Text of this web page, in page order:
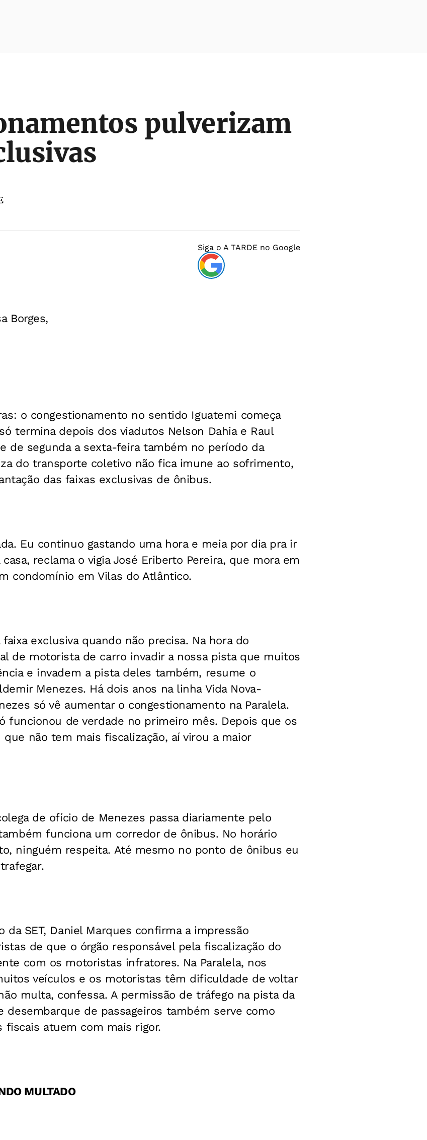
pulverizam
Siga o A TARDE no Google
Borges,
o congestionamento no sentido Iguatemi começa
termina depois dos viadutos Nelson Dahia e Raul
de segunda a sexta-feira também no período da
do transporte coletivo não fica imune ao sofrimento,
das faixas exclusivas de ônibus.
Eu continuo gastando uma hora e meia por dia pra ir
reclama o vigia José Eriberto Pereira, que mora em
condomínio em Vilas do Atlântico.
faixa exclusiva quando não precisa. Na hora do
de motorista de carro invadir a nossa pista que muitos
e invadem a pista deles também, resume o
Menezes. Há dois anos na linha Vida Nova-
só vê aumentar o congestionamento na Paralela.
funcionou de verdade no primeiro mês. Depois que os
não tem mais fiscalização, aí virou a maior
de ofício de Menezes passa diariamente pelo
funciona um corredor de ônibus. No horário
ninguém respeita. Até mesmo no ponto de ônibus eu
da SET, Daniel Marques confirma a impressão
de que o órgão responsável pela fiscalização do
com os motoristas infratores. Na Paralela, nos
veículos e os motoristas têm dificuldade de voltar
multa, confessa. A permissão de tráfego na pista da
desembarque de passageiros também serve como
fiscais atuem com mais rigor.
MULTADO